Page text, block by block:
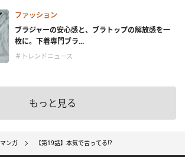
ファッション
ブラジャーの安心感と、ブラトップの解放感を一
枚に。下着専門ブラ...
＃トレンドニュース
もっと見る
マンガ 【第19話】本気で言ってる!?